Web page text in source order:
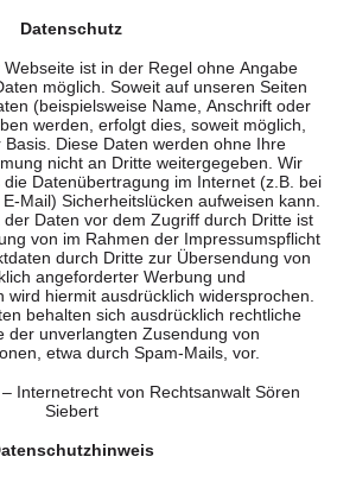
Datenschutz
ist in der Regel ohne Angabe
möglich. Soweit auf unseren Seiten
(beispielsweise Name, Anschrift oder
werden, erfolgt dies, soweit möglich,
Diese Daten werden ohne Ihre
nicht an Dritte weitergegeben. Wir
Datenübertragung im Internet (z.B. bei
Mail) Sicherheitslücken aufweisen kann.
Daten vor dem Zugriff durch Dritte ist
von im Rahmen der Impressumspflicht
durch Dritte zur Übersendung von
angeforderter Werbung und
wird hiermit ausdrücklich widersprochen.
behalten sich ausdrücklich rechtliche
der unverlangten Zusendung von
etwa durch Spam-Mails, vor.
Internetrecht von Rechtsanwalt Sören
Siebert